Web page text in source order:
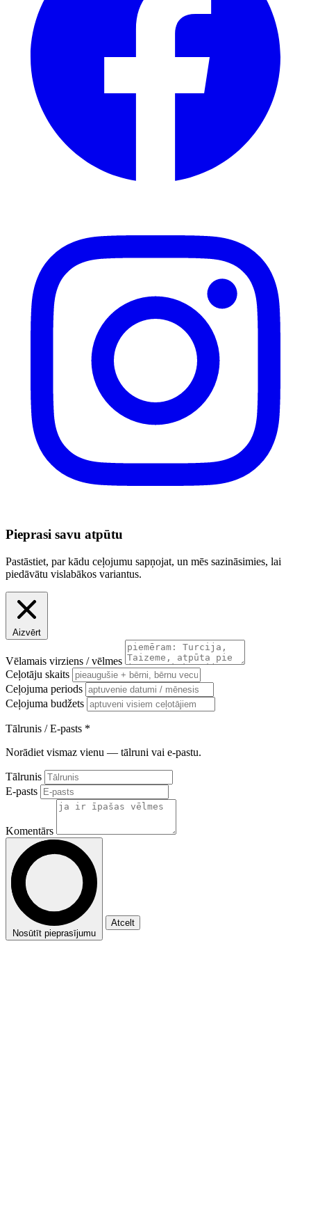
Pieprasi savu atpūtu
Pastāstiet, par kādu ceļojumu sapņojat, un mēs sazināsimies, lai
piedāvātu vislabākos variantus.
Aizvērt
Vēlamais virziens / vēlmes
Ceļotāju skaits
Ceļojuma periods
Ceļojuma budžets
Tālrunis / E-pasts *
Norādiet vismaz vienu — tālruni vai e-pastu.
Tālrunis
E-pasts
Komentārs
Nosūtīt pieprasījumu
Atcelt